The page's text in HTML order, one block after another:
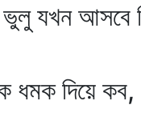
আসবে
ধমক দিয়ে কব,